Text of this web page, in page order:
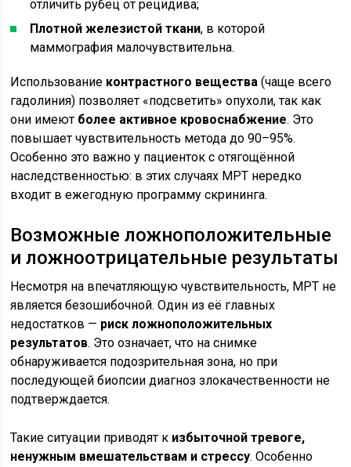
отличить рубец от рецидива;
Плотной железистой ткани, в которой
маммография малочувствительна.
Использование контрастного вещества (чаще всего
гадолиния) позволяет «подсветить» опухоли, так как
они имеют более активное кровоснабжение. Это
повышает чувствительность метода до 90–95%.
Особенно это важно у пациенток с отягощённой
наследственностью: в этих случаях МРТ нередко
входит в ежегодную программу скрининга.
Возможные ложноположительные
и ложноотрицательные результаты
Несмотря на впечатляющую чувствительность, МРТ не
является безошибочной. Один из её главных
недостатков — риск ложноположительных
результатов. Это означает, что на снимке
обнаруживается подозрительная зона, но при
последующей биопсии диагноз злокачественности не
подтверждается.
Такие ситуации приводят к избыточной тревоге,
ненужным вмешательствам и стрессу. Особенно